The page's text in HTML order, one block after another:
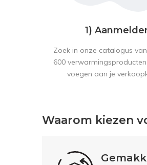
1)
Zoek in onze catalogus
600
voegen aan je
Waarom kiezen